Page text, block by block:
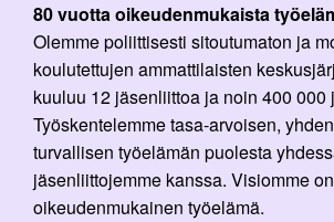
80 vuotta oikeudenmukaista
Olemme poliittisesti sitoutumaton ja
koulutettujen ammattilaisten
kuuluu 12 jäsenliittoa ja noin 400 000
Työskentelemme tasa-arvoisen,
turvallisen työelämän puolesta
jäsenliittojemme kanssa. Visiomme on
oikeudenmukainen työelämä.